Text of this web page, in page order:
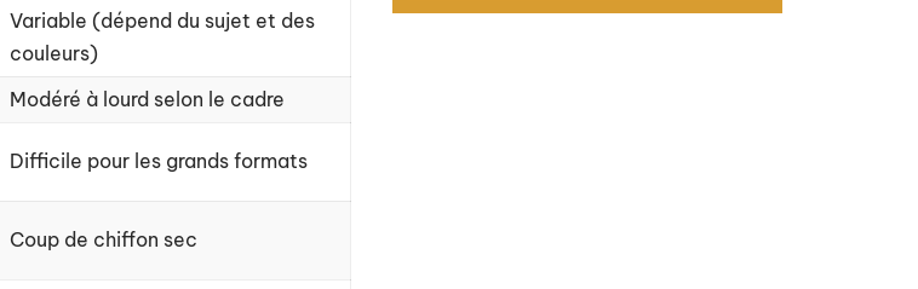
Variable (dépend du sujet et des
couleurs)
Modéré à lourd selon le cadre
Difficile pour les grands formats
Coup de chiffon sec